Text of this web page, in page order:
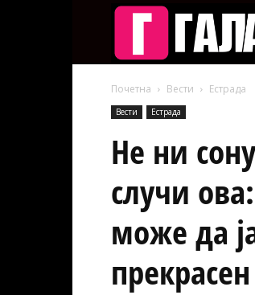
Почетна Вести Естрада
Вести Естрада
Не ни
случи
може да
прекрасен